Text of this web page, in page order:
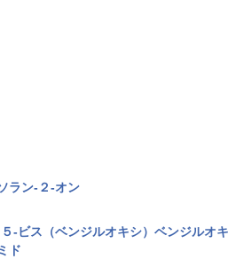
ラン‐２‐オン
‐ビス（ベンジルオキシ）ベンジルオキ
ド